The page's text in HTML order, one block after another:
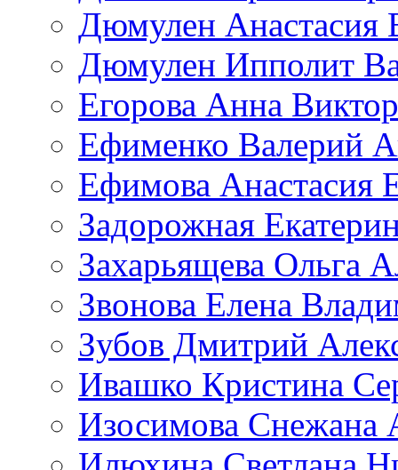
Дюмулен Анастасия
Дюмулен Ипполит
Егорова Анна
Ефименко Валерий
Ефимова Анастасия
Задорожная
Захарьящева Ольга
Звонова Елена
Зубов Дмитрий
Ивашко Кристина
Изосимова Снежана